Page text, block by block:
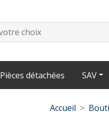
Pièces détachées SAV
Accueil